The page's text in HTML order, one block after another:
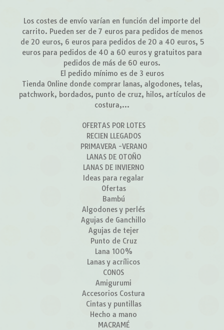
Los costes de envío varían en función del importe del
carrito. Pueden ser de 7 euros para pedidos de menos
de 20 euros, 6 euros para pedidos de 20 a 40 euros, 5
euros para pedidos de 40 a 60 euros y gratuitos para
pedidos de más de 60 euros.
El pedido mínimo es de 3 euros
Tienda Online donde comprar lanas, algodones, telas,
patchwork, bordados, punto de cruz, hilos, artículos de
costura,...
OFERTAS POR LOTES
RECIEN LLEGADOS
PRIMAVERA -VERANO
LANAS DE OTOÑO
LANAS DE INVIERNO
Ideas para regalar
Ofertas
Bambú
Algodones y perlés
Agujas de Ganchillo
Agujas de tejer
Punto de Cruz
Lana 100%
Lanas y acrílicos
CONOS
Amigurumi
Accesorios Costura
Cintas y puntillas
Hecho a mano
MACRAMÉ